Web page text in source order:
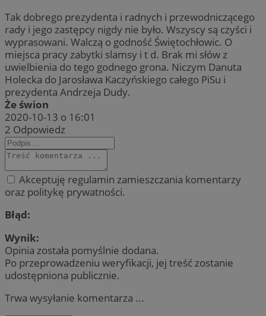
Tak dobrego prezydenta i radnych i przewodniczącego
rady i jego zastępcy nigdy nie było. Wszyscy są czyści i
wyprasowani. Walczą o godność Świętochłowic. O
miejsca pracy zabytki slamsy i t d. Brak mi słów z
uwielbienia do tego godnego grona. Niczym Danuta
Holecka do Jarosława Kaczyńskiego całego PiSu i
prezydenta Andrzeja Dudy.
Że świon
2020-10-13 o 16:01
2 Odpowiedz
Akceptuję regulamin zamieszczania komentarzy
oraz politykę prywatności.
Błąd:
Wynik:
Opinia została pomyślnie dodana.
Po przeprowadzeniu weryfikacji, jej treść zostanie
udostępniona publicznie.
Trwa wysyłanie komentarza ...